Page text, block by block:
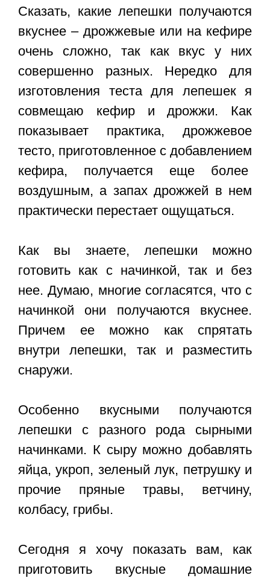
Сказать, какие лепешки получаются
вкуснее – дрожжевые или на кефире
очень сложно, так как вкус у них
совершенно разных. Нередко для
изготовления теста для лепешек я
совмещаю кефир и дрожжи. Как
показывает практика, дрожжевое
тесто, приготовленное с добавлением
кефира, получается еще более
воздушным, а запах дрожжей в нем
практически перестает ощущаться.
Как вы знаете, лепешки можно
готовить как с начинкой, так и без
нее. Думаю, многие согласятся, что с
начинкой они получаются вкуснее.
Причем ее можно как спрятать
внутри лепешки, так и разместить
снаружи.
Особенно вкусными получаются
лепешки с разного рода сырными
начинками. К сыру можно добавлять
яйца, укроп, зеленый лук, петрушку и
прочие пряные травы, ветчину,
колбасу, грибы.
Сегодня я хочу показать вам, как
приготовить вкусные домашние